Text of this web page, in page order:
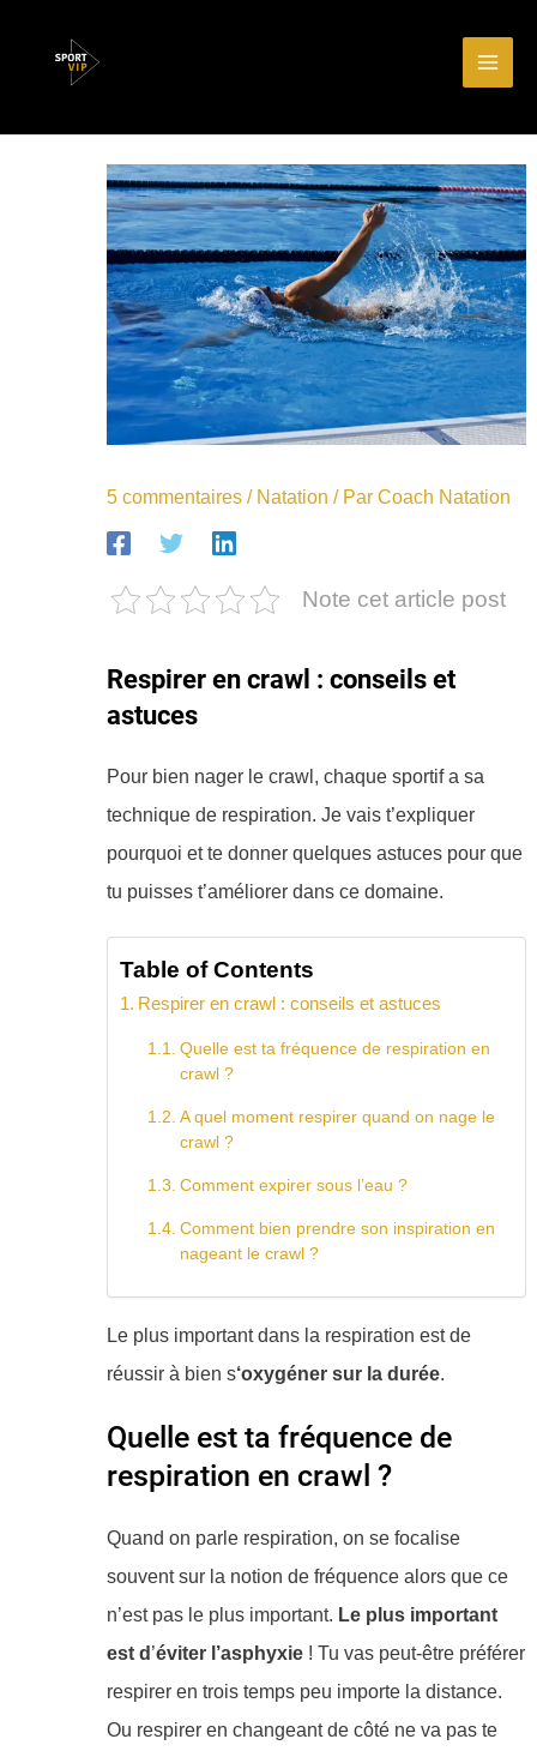
5 commentaires / Natation / Par Coach Natation
Note cet article post
Respirer en crawl : conseils et
astuces
Pour bien nager le crawl, chaque sportif a sa
technique de respiration. Je vais t’expliquer
pourquoi et te donner quelques astuces pour que
tu puisses t’améliorer dans ce domaine.
Table of Contents
Respirer en crawl : conseils et astuces
Quelle est ta fréquence de respiration en
crawl ?
A quel moment respirer quand on nage le
crawl ?
Comment expirer sous l’eau ?
Comment bien prendre son inspiration en
nageant le crawl ?
Le plus important dans la respiration est de
réussir à bien s‘oxygéner sur la durée.
Quelle est ta fréquence de
respiration en crawl ?
​Quand on parle respiration, on se focalise
souvent sur la notion de fréquence alors que ce
n’est pas le plus important. Le plus important
est d ’éviter l’asphyxie! Tu vas peut-être préférer
respirer en trois temps peu importe la distance.
Ou respirer en changeant de côté ne va pas te